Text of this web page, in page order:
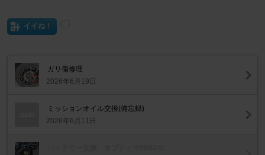
イイね！
ガリ傷修理
2026年6月19日
ミッションオイル交換(備忘録)
2026年6月11日